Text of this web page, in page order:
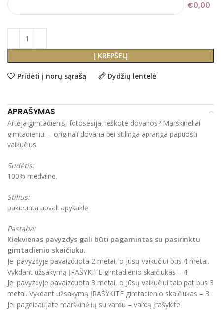
€0,00
Į KREPŠELĮ
Pridėti į norų sąrašą Dydžių lentelė
APRAŠYMAS
Artėja gimtadienis, fotosesija, ieškote dovanos? Marškinėliai
gimtadieniui – originali dovana bei stilinga apranga papuošti
vaikučius.
Sudėtis:
100% medvilnė.
Stilius:
pakietinta apvali apykaklė
Pastaba:
Kiekvienas pavyzdys gali būti pagamintas su pasirinktu
gimtadienio skaičiuku.
Jei pavyzdyje pavaizduota 2 metai, o Jūsų vaikučiui bus 4 metai.
Vykdant užsakymą ĮRAŠYKITE gimtadienio skaičiukas – 4.
Jei pavyzdyje pavaizduota 3 metai, o Jūsų vaikučiui taip pat bus 3
metai. Vykdant užsakymą ĮRAŠYKITE gimtadienio skaičiukas – 3.
Jei pageidaujate marškinėlių su vardu – vardą įrašykite